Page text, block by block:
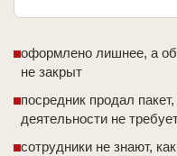
оформлено лишнее, а
не закрыт
посредник продал
деятельности не
сотрудники не знают,